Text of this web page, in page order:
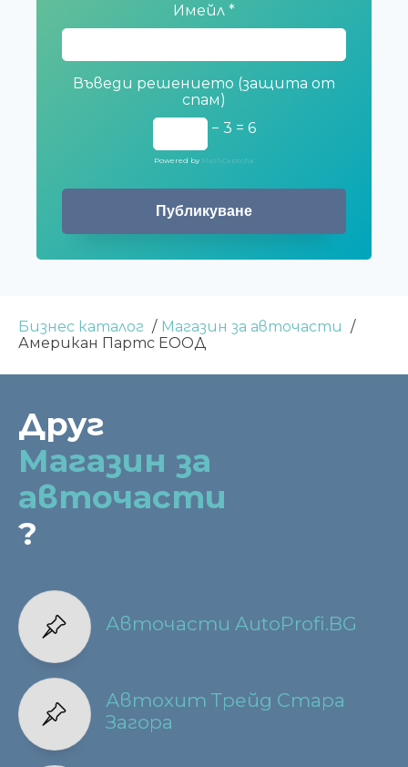
Имейл *
Въведи решението (защита от
спам)
− 3 = 6
Powered by MathCaptcha
Бизнес каталог
Магазин за авточасти
Американ Партс ЕООД
Друг
Магазин за
авточасти
?
Авточасти AutoProfi.BG
Автохит Трейд Стара
Загора